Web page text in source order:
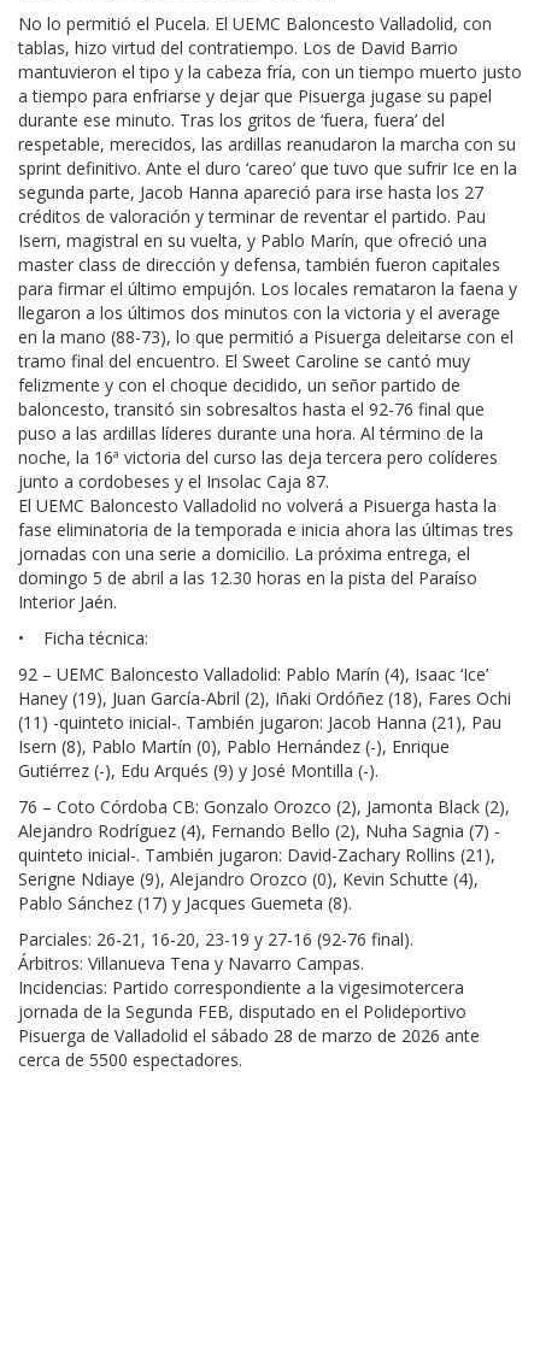
No lo permitió el Pucela. El UEMC Baloncesto Valladolid, con
tablas, hizo virtud del contratiempo. Los de David Barrio
mantuvieron el tipo y la cabeza fría, con un tiempo muerto justo
a tiempo para enfriarse y dejar que Pisuerga jugase su papel
durante ese minuto. Tras los gritos de ‘fuera, fuera’ del
respetable, merecidos, las ardillas reanudaron la marcha con su
sprint definitivo. Ante el duro ‘careo’ que tuvo que sufrir Ice en la
segunda parte, Jacob Hanna apareció para irse hasta los 27
créditos de valoración y terminar de reventar el partido. Pau
Isern, magistral en su vuelta, y Pablo Marín, que ofreció una
master class de dirección y defensa, también fueron capitales
para firmar el último empujón. Los locales remataron la faena y
llegaron a los últimos dos minutos con la victoria y el average
en la mano (88-73), lo que permitió a Pisuerga deleitarse con el
tramo final del encuentro. El Sweet Caroline se cantó muy
felizmente y con el choque decidido, un señor partido de
baloncesto, transitó sin sobresaltos hasta el 92-76 final que
puso a las ardillas líderes durante una hora. Al término de la
noche, la 16ª victoria del curso las deja tercera pero colíderes
junto a cordobeses y el Insolac Caja 87.
El UEMC Baloncesto Valladolid no volverá a Pisuerga hasta la
fase eliminatoria de la temporada e inicia ahora las últimas tres
jornadas con una serie a domicilio. La próxima entrega, el
domingo 5 de abril a las 12.30 horas en la pista del Paraíso
Interior Jaén.
• Ficha técnica:
92 – UEMC Baloncesto Valladolid: Pablo Marín (4), Isaac ‘Ice’
Haney (19), Juan García-Abril (2), Iñaki Ordóñez (18), Fares Ochi
(11) -quinteto inicial-. También jugaron: Jacob Hanna (21), Pau
Isern (8), Pablo Martín (0), Pablo Hernández (-), Enrique
Gutiérrez (-), Edu Arqués (9) y José Montilla (-).
76 – Coto Córdoba CB: Gonzalo Orozco (2), Jamonta Black (2),
Alejandro Rodríguez (4), Fernando Bello (2), Nuha Sagnia (7) -
quinteto inicial-. También jugaron: David-Zachary Rollins (21),
Serigne Ndiaye (9), Alejandro Orozco (0), Kevin Schutte (4),
Pablo Sánchez (17) y Jacques Guemeta (8).
Parciales: 26-21, 16-20, 23-19 y 27-16 (92-76 final).
Árbitros: Villanueva Tena y Navarro Campas.
Incidencias: Partido correspondiente a la vigesimotercera
jornada de la Segunda FEB, disputado en el Polideportivo
Pisuerga de Valladolid el sábado 28 de marzo de 2026 ante
cerca de 5500 espectadores.